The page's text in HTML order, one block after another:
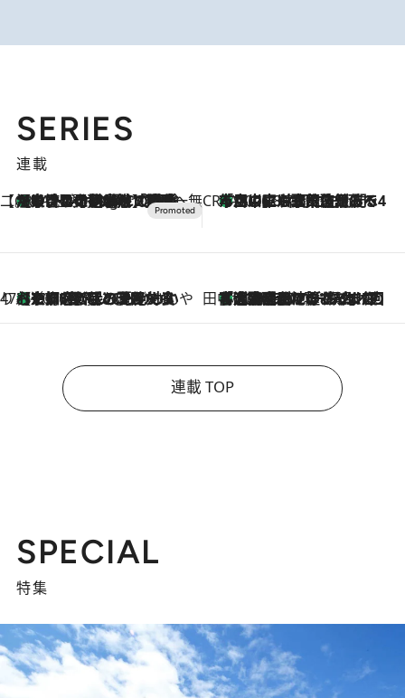
SERIES
連載
【CREA×星野リゾート】唯一無二。癒しと発見が待つ場所へ
11 Hours Ago
【トンボの足水浴】ヒノキの香りに包まれて涼感マックス！約13℃の湧水かけ流しを避暑地「星野温泉 トンボの湯」で体験 CREA'S CHOICE
2026.8.7
「立川にも歌舞伎があるんだよ」 片岡仁左衛門・市川中車ら豪華座組みで4年目の立川立飛歌舞伎へ
47都道府県の手みやげ ひんやりスイーツで夏を満喫
2026.8.7
【京都府】この夏絶対食べたい 冷やしておいしいおやつ3選 ひと口目から心を掴む新緑のテリーヌ 田中稲の勝手に再ブーム
2026.8.7
「湘南乃風に憧れて」観客大盛上がりの“タオル回し”に、ラッパー顔負けの高速歌唱まで…さだまさし（74）のアグレッシブすぎる現在地
連載 TOP
SPECIAL
特集